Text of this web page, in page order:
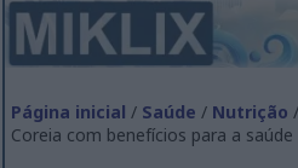
Página inicial / Saúde / Nutrição
Coreia com benefícios para a